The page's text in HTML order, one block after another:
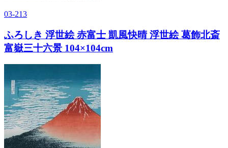
03-213
ふろしき 浮世絵 赤富士 凱風快晴 浮世絵 葛飾北斎
富嶽三十六景 104×104cm